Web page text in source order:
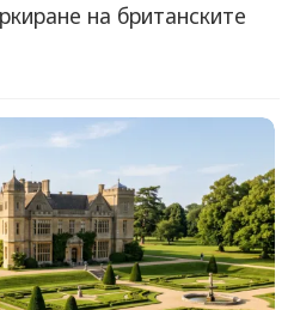
на британските